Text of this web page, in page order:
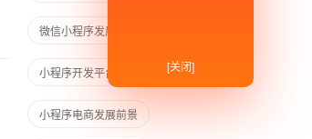
微信小程序发展前景
小程序开发平台
小程序电商发展前景
[关闭]